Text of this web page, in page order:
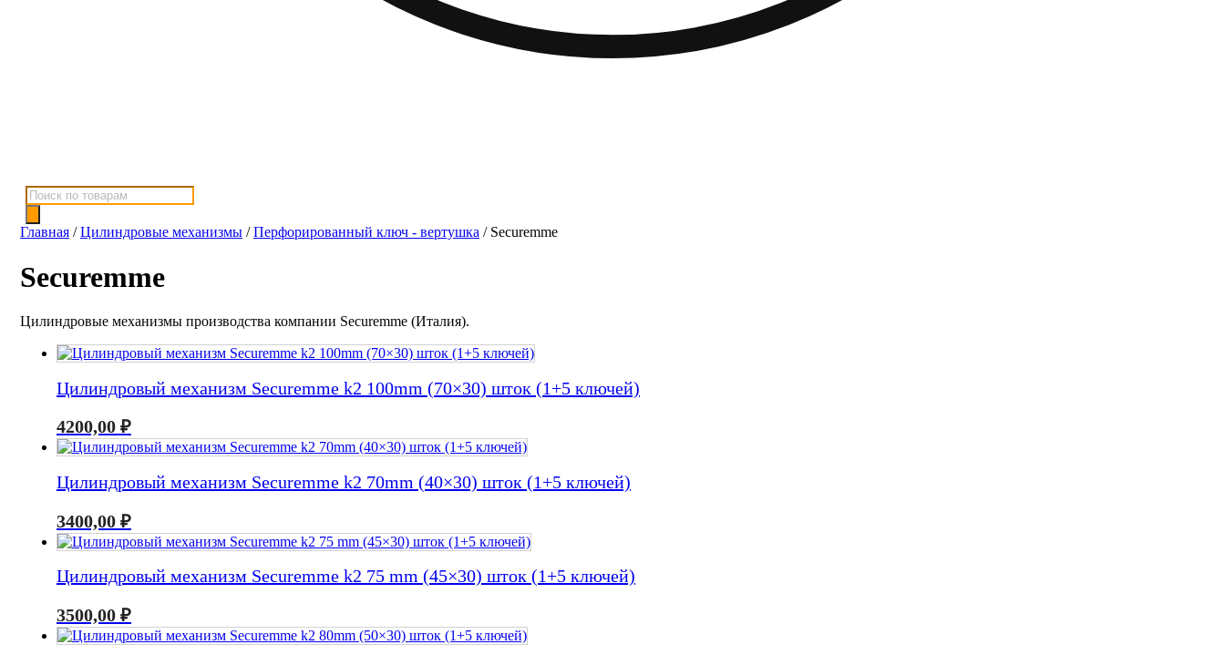
Поиск
товаров
Главная /Цилиндровые механизмы /Перфорированный ключ - вертушка / Securemme
Securemme
Цилиндровые механизмы производства компании Securemme (Италия).
Цилиндровый механизм Securemme k2 100mm (70×30) шток (1+5 ключей)
4200,00 ₽
Цилиндровый механизм Securemme k2 70mm (40×30) шток (1+5 ключей)
3400,00 ₽
Цилиндровый механизм Securemme k2 75 mm (45×30) шток (1+5 ключей)
3500,00 ₽